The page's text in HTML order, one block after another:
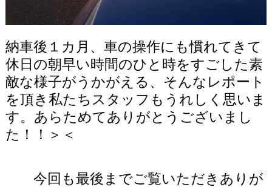
納車後１カ月、車の操作にも慣れてきて
休日の朝早い時間のひと時をすごした素
敵な様子がうかがえる、そんなレポート
を頂き私たちスタッフもうれしく思いま
す。 あらためてありがとうございまし
た！！＞＜
今回も最後までご覧いただきありが